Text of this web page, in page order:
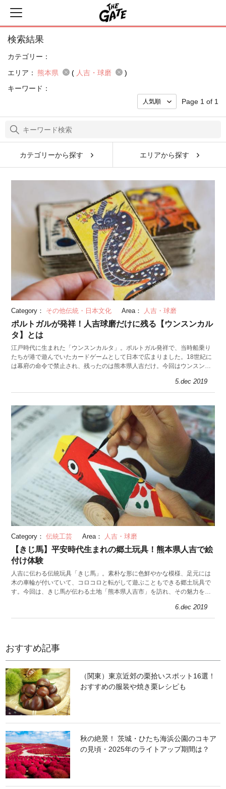
検索結果
カテゴリー：
エリア： 熊本県 ( 人吉・球磨
)
キーワード：
Page 1 of 1
カテゴリーから探す エリアから探す
Category： その他伝統・日本文化 Area： 人吉・球磨
ポルトガルが発祥！人吉球磨だけに残る【ウンスンカル
タ】とは
江戸時代に生まれた「ウンスンカルタ」。ポルトガル発祥で、当時船乗り
たちが港で遊んでいたカードゲームとして日本で広まりました。18世紀に
は幕府の命令で禁止され、残ったのは熊本県人吉だけ。今回はウンスンカ
5.dec 2019
Category： 伝統工芸 Area： 人吉・球磨
【きじ馬】平安時代生まれの郷土玩具！熊本県人吉で絵
付け体験
人吉に伝わる伝統玩具「きじ馬」。素朴な形に色鮮やかな模様、足元には
木の車輪が付いていて、コロコロと転がして遊ぶこともできる郷土玩具で
す。今回は、きじ馬が伝わる土地「熊本県人吉市」を訪れ、その魅力を体
6.dec 2019
おすすめ記事
（関東）東京近郊の栗拾いスポット16選！
おすすめの服装や焼き栗レシピも
秋の絶景！ 茨城・ひたち海浜公園のコキア
の見頃・2025年のライトアップ期間は？